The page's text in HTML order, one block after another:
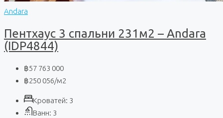
Andara
Пентхаус 3 спальни 231м2 – Andara
(IDP4844)
฿57 763 000
฿250 056/м2
Кроватей: 3
Ванн: 3